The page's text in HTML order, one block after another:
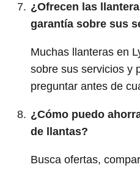
¿Ofrecen las
garantía sobre sus
Muchas llanteras en
sobre sus servicios y
preguntar antes de
¿Cómo puedo
de llantas?
Busca ofertas,